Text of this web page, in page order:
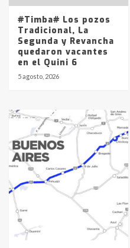
#Timba# Los pozos
Tradicional, La
Segunda y Revancha
quedaron vacantes
en el Quini 6
5 agosto, 2026